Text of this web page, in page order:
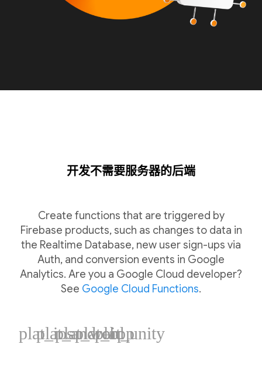
开发不需要服务器的后端
Create functions that are triggered by
Firebase products, such as changes to data in
the Realtime Database, new user sign-ups via
Auth, and conversion events in Google
Analytics. Are you a Google Cloud developer?
See Google Cloud Functions.
plat_ios
plat_android
plat_web
plat_cpp
plat_unity